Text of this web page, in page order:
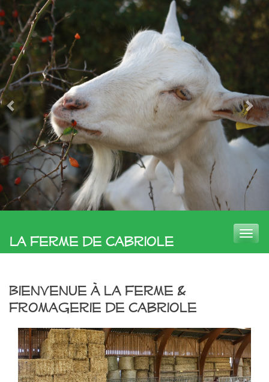
La Ferme de Cabriole
Toggle
Bienvenue à la Ferme &
Fromagerie de Cabriole